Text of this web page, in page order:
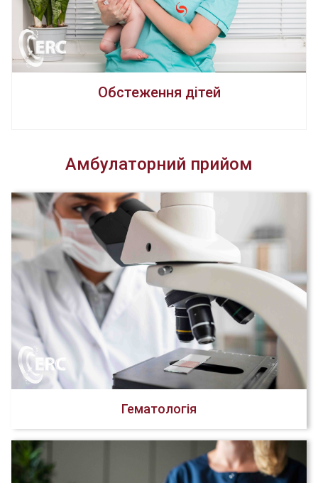
Обстеження дітей
Амбулаторний прийом
Гематологія